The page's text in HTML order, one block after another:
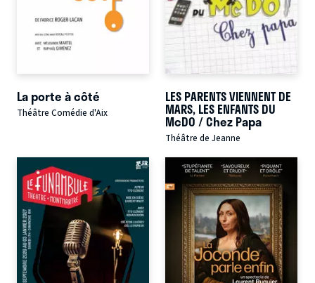
La porte à côté
Théâtre Comédie d'Aix
LES PARENTS VIENNENT DE
MARS, LES ENFANTS DU
McDO / Chez Papa
Théâtre de Jeanne